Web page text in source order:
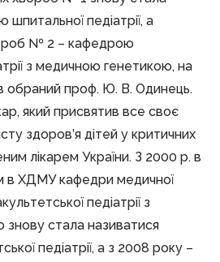
педіатрії, а
№ 2 – кафедрою
з медичною генетикою, на
обраний проф. Ю. В. Одинець.
який присвятив все своє
здоров’я дітей у критичних
лікарем України. З 2000 р. в
в ХДМУ кафедри медичної
педіатрії з
стала називатися
педіатрії, а з 2008 року –